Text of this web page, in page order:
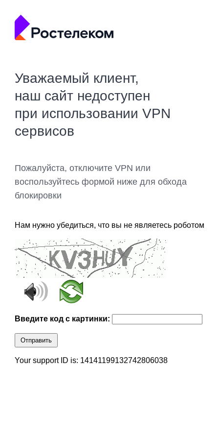
Уважаемый клиент,
наш сайт недоступен
при использовании VPN
сервисов
Пожалуйста, отключите VPN или
воспользуйтесь формой ниже для обхода
блокировки
Нам нужно убедиться, что вы не являетесь роботом
Введите код с картинки:
Отправить
Your support ID is: 14141199132742806038